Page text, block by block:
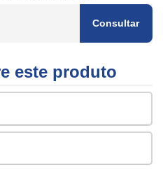
Consultar
este produto